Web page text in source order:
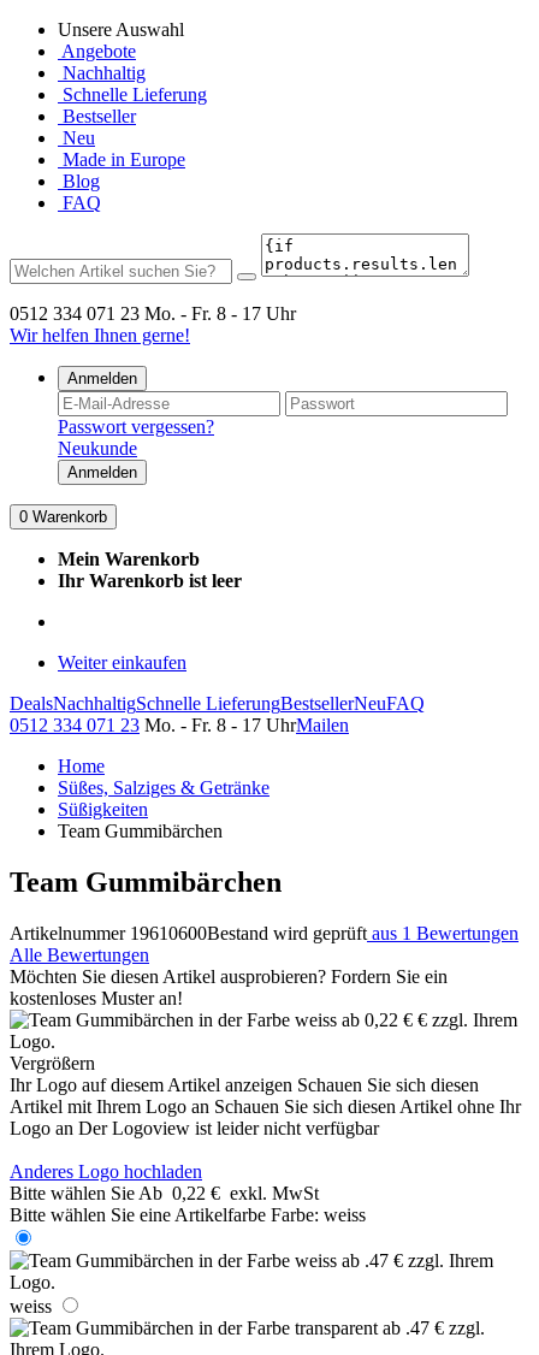
Unsere Auswahl
Angebote
Nachhaltig
Schnelle Lieferung
Bestseller
Neu
Made in Europe
Blog
FAQ
0512 334 071 23 Mo. - Fr. 8 - 17 Uhr
Wir helfen Ihnen gerne!
Anmelden
Passwort vergessen?
Neukunde
Anmelden
0 Warenkorb
Mein Warenkorb
Ihr Warenkorb ist leer
Weiter einkaufen
DealsNachhaltigSchnelle LieferungBestsellerNeuFAQ
0512 334 071 23 Mo. - Fr. 8 - 17 UhrMailen
Home
Süßes, Salziges & Getränke
Süßigkeiten
Team Gummibärchen
Team Gummibärchen
Artikelnummer 19610600Bestand wird geprüft aus 1 Bewertungen
Alle Bewertungen
Möchten Sie diesen Artikel ausprobieren? Fordern Sie ein
kostenloses Muster an!
Vergrößern
Ihr Logo auf diesem Artikel anzeigen Schauen Sie sich diesen
Artikel mit Ihrem Logo an Schauen Sie sich diesen Artikel ohne Ihr
Logo an Der Logoview ist leider nicht verfügbar
Anderes Logo hochladen
Bitte wählen Sie Ab 0,22 € exkl. MwSt
Bitte wählen Sie eine Artikelfarbe Farbe: weiss
weiss